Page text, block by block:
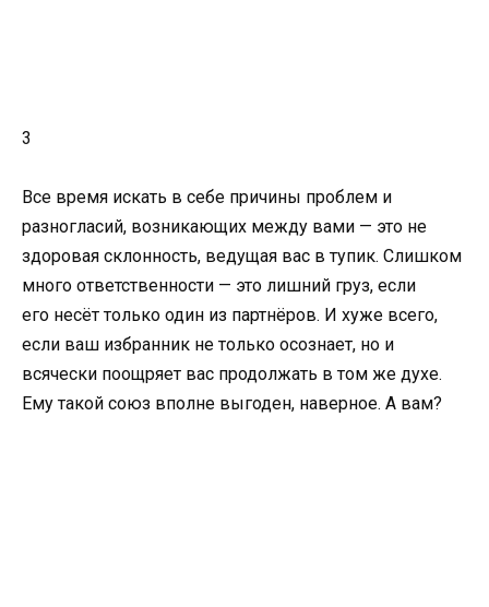
3
Все время искать в себе причины проблем и
разногласий, возникающих между вами — это не
здоровая склонность, ведущая вас в тупик. Слишком
много ответственности — это лишний груз, если
его несёт только один из партнёров. И хуже всего,
если ваш избранник не только осознает, но и
всячески поощряет вас продолжать в том же духе.
Ему такой союз вполне выгоден, наверное. А вам?